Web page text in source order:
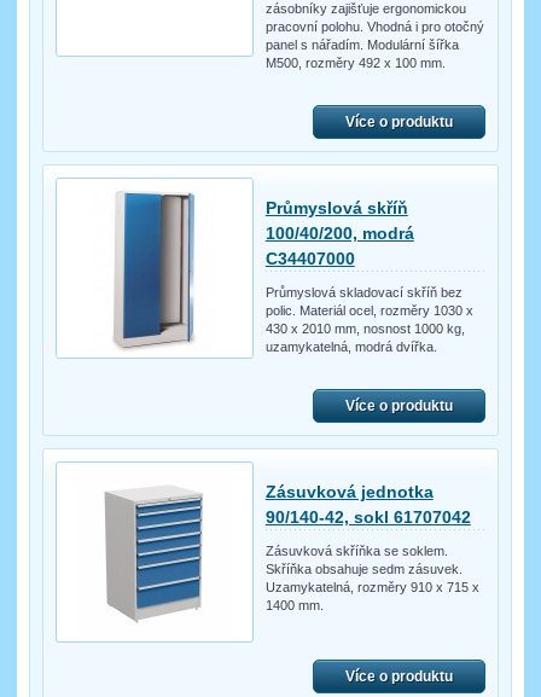
zásobníky zajišťuje ergonomickou
pracovní polohu. Vhodná i pro otočný
panel s nářadím. Modulární šířka
M500, rozměry 492 x 100 mm.
Více o produktu
Průmyslová skříň
100/40/200, modrá
C34407000
Průmyslová skladovací skříň bez
polic. Materiál ocel, rozměry 1030 x
430 x 2010 mm, nosnost 1000 kg,
uzamykatelná, modrá dvířka.
Více o produktu
Zásuvková jednotka
90/140-42, sokl 61707042
Zásuvková skříňka se soklem.
Skříňka obsahuje sedm zásuvek.
Uzamykatelná, rozměry 910 x 715 x
1400 mm.
Více o produktu